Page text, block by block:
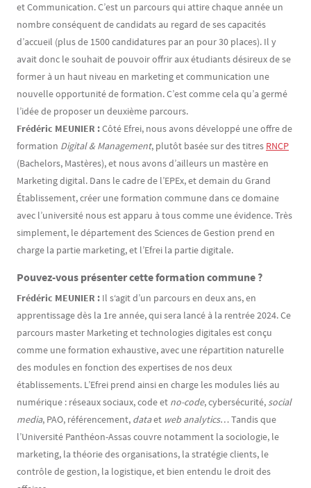
et Communication. C’est un parcours qui attire chaque année un
nombre conséquent de candidats au regard de ses capacités
d’accueil (plus de 1500 candidatures par an pour 30 places). Il y
avait donc le souhait de pouvoir offrir aux étudiants désireux de se
former à un haut niveau en marketing et communication une
nouvelle opportunité de formation. C’est comme cela qu’a germé
l’idée de proposer un deuxième parcours.
Frédéric MEUNIER :Côté Efrei, nous avons développé une offre de
formation Digital & Management, plutôt basée sur des titres RNCP
(Bachelors, Mastères), et nous avons d’ailleurs un mastère en
Marketing digital. Dans le cadre de l’EPEx, et demain du Grand
Établissement, créer une formation commune dans ce domaine
avec l’université nous est apparu à tous comme une évidence. Très
simplement, le département des Sciences de Gestion prend en
charge la partie marketing, et l’Efrei la partie digitale.
Pouvez-vous présenter cette formation commune ?
Frédéric MEUNIER : Il s‘agit d’un parcours en deux ans, en
apprentissage dès la 1re année, qui sera lancé à la rentrée 2024. Ce
parcours master Marketing et technologies digitales est conçu
comme une formation exhaustive, avec une répartition naturelle
des modules en fonction des expertises de nos deux
établissements. L’Efrei prend ainsi en charge les modules liés au
numérique : réseaux sociaux, code et no-code, cybersécurité, social
media, PAO, référencement, dataet web analytics… Tandis que
l’Université Panthéon-Assas couvre notamment la sociologie, le
marketing, la théorie des organisations, la stratégie clients, le
contrôle de gestion, la logistique, et bien entendu le droit des